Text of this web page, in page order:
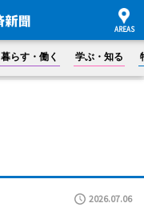
暮らす・働く 学ぶ・知る
2026.07.06